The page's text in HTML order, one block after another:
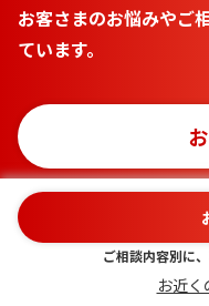
ご相談内容別に
お近
お客さまのお悩みやご
ています。
金沢オフィスの主